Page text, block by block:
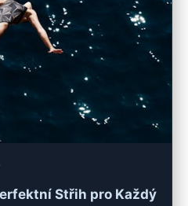
Střih pro Každý